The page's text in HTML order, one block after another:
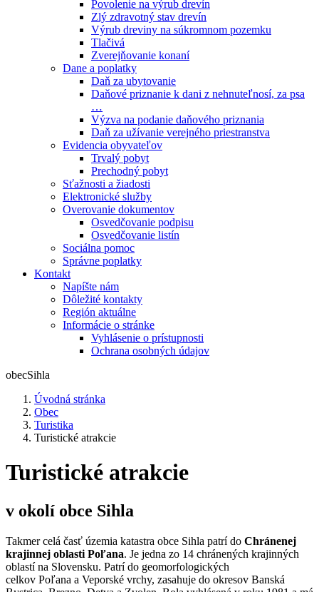
Povolenie na výrub drevín
Zlý zdravotný stav drevín
Výrub dreviny na súkromnom pozemku
Tlačivá
Zverejňovanie konaní
Dane a poplatky
Daň za ubytovanie
Daňové priznanie k dani z nehnuteľnosí, za psa
…
Výzva na podanie daňového priznania
Daň za užívanie verejného priestranstva
Evidencia obyvateľov
Trvalý pobyt
Prechodný pobyt
Sťažnosti a žiadosti
Elektronické služby
Overovanie dokumentov
Osvedčovanie podpisu
Osvedčovanie listín
Sociálna pomoc
Správne poplatky
Kontakt
Napíšte nám
Dôležité kontakty
Región aktuálne
Informácie o stránke
Vyhlásenie o prístupnosti
Ochrana osobných údajov
obecSihla
Úvodná stránka
Obec
Turistika
Turistické atrakcie
Turistické atrakcie
v okolí obce Sihla
Takmer celá časť územia katastra obce Sihla patrí do Chránenej
krajinnej oblasti Poľana. Je jedna zo 14 chránených krajinných
oblastí na Slovensku. Patrí do geomorfologických
celkov Poľana a Veporské vrchy, zasahuje do okresov Banská